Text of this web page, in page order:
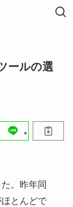
ールの選
。昨年同
とんどで